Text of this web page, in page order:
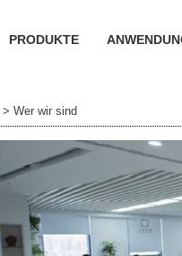
PRODUKTE
>Wer wir sind